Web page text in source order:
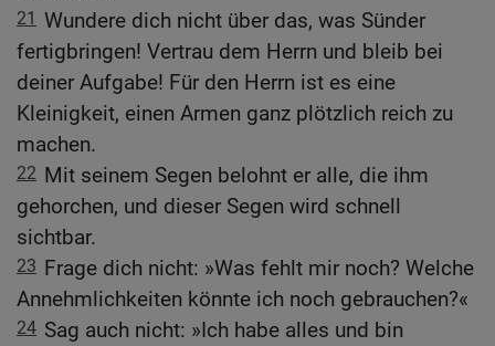
21 Wundere dich nicht über das, was Sünder
fertigbringen! Vertrau dem Herrn und bleib bei
deiner Aufgabe! Für den Herrn ist es eine
Kleinigkeit, einen Armen ganz plötzlich reich zu
machen.
22 Mit seinem Segen belohnt er alle, die ihm
gehorchen, und dieser Segen wird schnell
sichtbar.
23 Frage dich nicht: »Was fehlt mir noch? Welche
Annehmlichkeiten könnte ich noch gebrauchen?«
24 Sag auch nicht: »Ich habe alles und bin